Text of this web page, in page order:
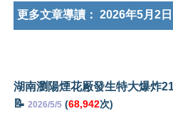
更多文章導讀： 2026年5月2日
湖南瀏陽煙花厰發生特大爆炸
📝 2026/5/5 (68,942次)